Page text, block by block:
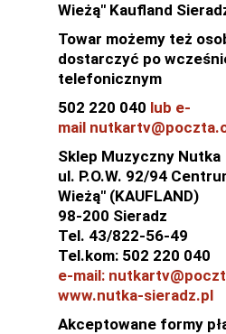
Wieżą" Kaufland
Towar możemy też
dostarczyć po
telefonicznym
502 220 040 lub e-
mail
Sklep Muzyczny Nutka
ul. P.O.W. 92/94
Wieżą" (KAUFLAND)
98-200 Sieradz
Tel. 43/822-56-49
Tel.kom: 502 220 040
e-mail:
www.nutka-sieradz.pl
Akceptowane formy